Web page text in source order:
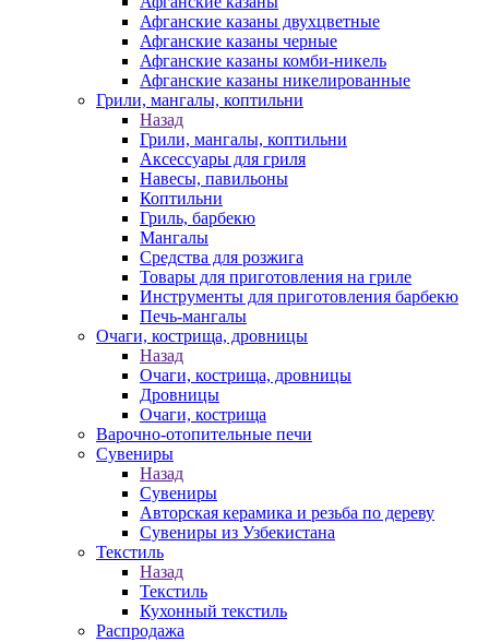
Афганские казаны двухцветные
Афганские казаны черные
Афганские казаны комби-никель
Афганские казаны никелированные
Грили, мангалы, коптильни
Назад
Грили, мангалы, коптильни
Аксессуары для гриля
Навесы, павильоны
Коптильни
Гриль, барбекю
Мангалы
Средства для розжига
Товары для приготовления на гриле
Инструменты для приготовления барбекю
Печь-мангалы
Очаги, кострища, дровницы
Назад
Очаги, кострища, дровницы
Дровницы
Очаги, кострища
Варочно-отопительные печи
Сувениры
Назад
Сувениры
Авторская керамика и резьба по дереву
Сувениры из Узбекистана
Текстиль
Назад
Текстиль
Кухонный текстиль
Распродажа